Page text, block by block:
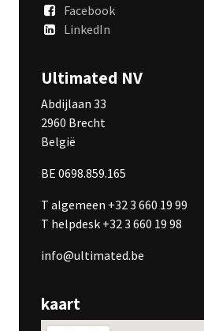
Facebook
LinkedIn
Ultimated NV
Abdijlaan 33
2960 Brecht
België
BE 0698.859.165
T algemeen +32 3 660 19 99
T helpdesk +32 3 660 19 98
info@ultimated.be
kaart